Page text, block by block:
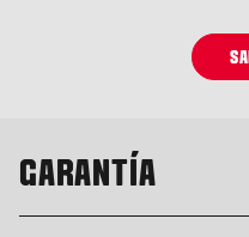
GARANTÍA